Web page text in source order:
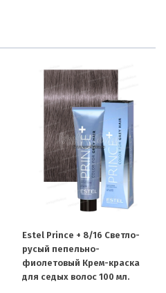
Estel Prince + 8/16 Светло-
русый пепельно-
фиолетовый Крем-краска
для седых волос 100 мл.